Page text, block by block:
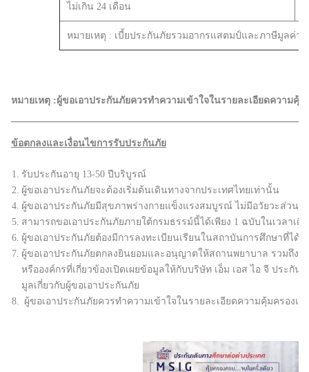
ไม่เกิน 24 เดือน
หมายเหตุ : เบี้ยประกันภัยรวมอากรแสตมป์และภาษีมูลค่าเ
หมายเหตุ :ผู้ขอเอาประกันภัยควรทำความเข้าใจในรายละเอียดความคุ้
ข้อตกลงและเงื่อนไขการรับประกันภัย
1.
รับประกันอายุ 13-50 ปีบริบูรณ์
2. ผู้ขอเอาประกันภัยจะต้องเริ่มต้นเดินทางจากประเทศไทยเท่านั้น
4. ผู้ขอเอาประกันภัยมีสุขภาพร่างกายแข็งแรงสมบูรณ์ ไม่มีอวัยวะส่วนใ
5. สามารถขอเอาประกันภัยภายใต้กรมธรรม์นี้ได้เพียง 1 ฉบับในเวลาเดี
6. ผู้ขอเอาประกันภัยต้องมีการลงทะเบียนเรียนในสถาบันการศึกษาที่ได้
7. ผู้ขอเอาประกันภัยตกลงยินยอมและอนุญาตให้สถานพยาบาล รวมถึง
หรือองค์กรที่เกี่ยวข้องเปิดเผยข้อมูลให้กับบริษัท เอ็ม เอส ไอ จี ประกั
มูลเกี่ยวกับผู้ขอเอาประกันภัย
8.
ผู้ขอเอาประกันภัยควรทำความเข้าใจในรายละเอียดความคุ้มครอง